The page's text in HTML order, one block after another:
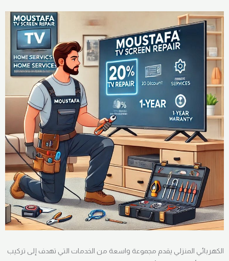
الكهربائي المنزلي يقدم مجموعة واسعة من الخدمات التي تهدف إلى تركيب